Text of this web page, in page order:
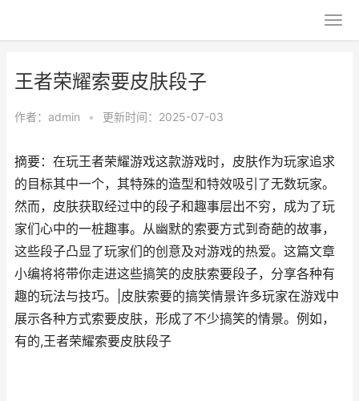
王者荣耀索要皮肤段子
作者： admin • 更新时间：2025-07-03
摘要：在玩王者荣耀游戏这款游戏时，皮肤作为玩家追求
的目标其中一个，其特殊的造型和特效吸引了无数玩家。
然而，皮肤获取经过中的段子和趣事层出不穷，成为了玩
家们心中的一桩趣事。从幽默的索要方式到奇葩的故事，
这些段子凸显了玩家们的创意及对游戏的热爱。这篇文章
小编将将带你走进这些搞笑的皮肤索要段子，分享各种有
趣的玩法与技巧。|皮肤索要的搞笑情景许多玩家在游戏中
展示各种方式索要皮肤，形成了不少搞笑的情景。例如，
有的,王者荣耀索要皮肤段子